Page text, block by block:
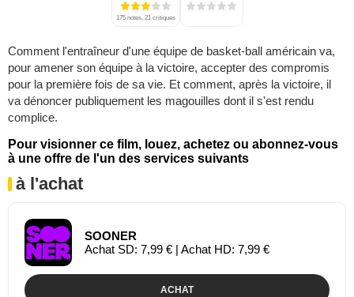
175 notes, 21 critiques
Comment l'entraîneur d'une équipe de basket-ball américain va,
pour amener son équipe à la victoire, accepter des compromis
pour la première fois de sa vie. Et comment, après la victoire, il
va dénoncer publiquement les magouilles dont il s'est rendu
complice.
Pour visionner ce film, louez, achetez ou abonnez-vous
à une offre de l'un des services suivants
à l'achat
SOONER
Achat SD: 7,99 € | Achat HD: 7,99 €
ACHAT